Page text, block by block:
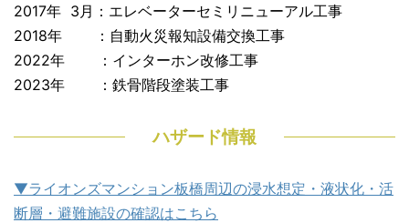
2017年 3月：エレベーターセミリニューアル工事
2018年 ：自動火災報知設備交換工事
2022年 ：インターホン改修工事
2023年 ：鉄骨階段塗装工事
ハザード情報
▼ライオンズマンション板橋周辺の浸水想定・液状化・活
断層・避難施設の確認はこちら